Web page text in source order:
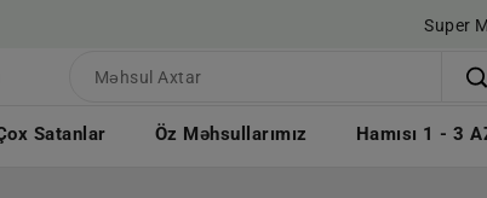
Super
Satanlar Öz Məhsullarımız Hamısı 1 - 3